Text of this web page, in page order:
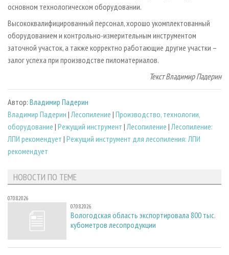
основном технологическом оборудовании.
Высококвалифицированный персонал, хорошо укомплектованный
оборудованием и контрольно-измерительным инструментом
заточной участок, а также корректно работающие другие участки –
залог успеха при производстве пиломатериалов.
Текст Владимир Падерин
Автор: Владимир Падерин
Владимир Падерин |Лесопиление | Производство, технологии,
оборудование | Режущий инструмент |Лесопиление |Лесопиление:
ЛПИ рекомендует | Режущий инструмент для лесопиления: ЛПИ
рекомендует
НОВОСТИ ПО ТЕМЕ
07.08.2026
07.08.2026
Вологодская область экспортировала 800 тыс.
кубометров лесопродукции